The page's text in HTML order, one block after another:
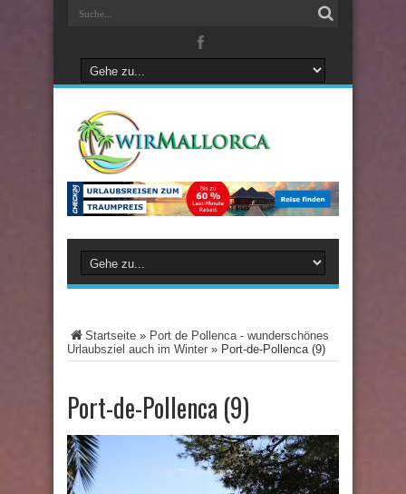
Startseite » Port de Pollenca - wunderschönes
Urlaubsziel auch im Winter » Port-de-Pollenca (9)
Port-de-Pollenca (9)